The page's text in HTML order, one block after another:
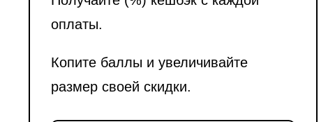
оплаты.
Копите баллы и увеличивайте
размер своей скидки.